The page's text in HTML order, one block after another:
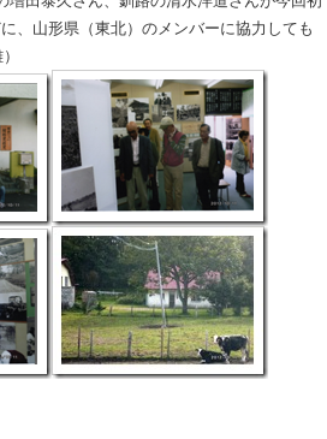
、山形県（東北）のメンバーに協力しても